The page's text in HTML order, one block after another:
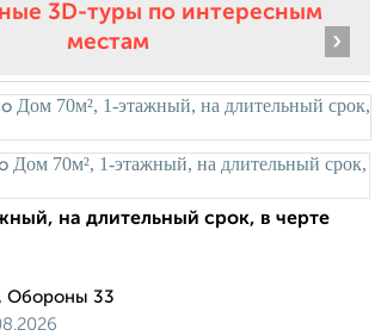
3D-туры по интересным
местам
›
на длительный срок, в черте
Обороны 33